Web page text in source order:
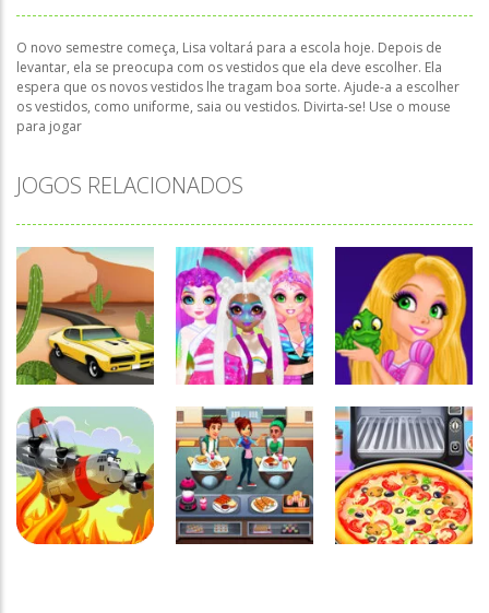
O novo semestre começa, Lisa voltará para a escola hoje. Depois de
levantar, ela se preocupa com os vestidos que ela deve escolher. Ela
espera que os novos vestidos lhe tragam boa sorte. Ajude-a a escolher
os vestidos, como uniforme, saia ou vestidos. Divirta-se! Use o mouse
para jogar
JOGOS RELACIONADOS
Passatempo
Desert Car
Race
Passatempo
Miss
Charming
Unicorn
Hairstyle
Relacionar
Funny
Princesses –
Spot the
Difference